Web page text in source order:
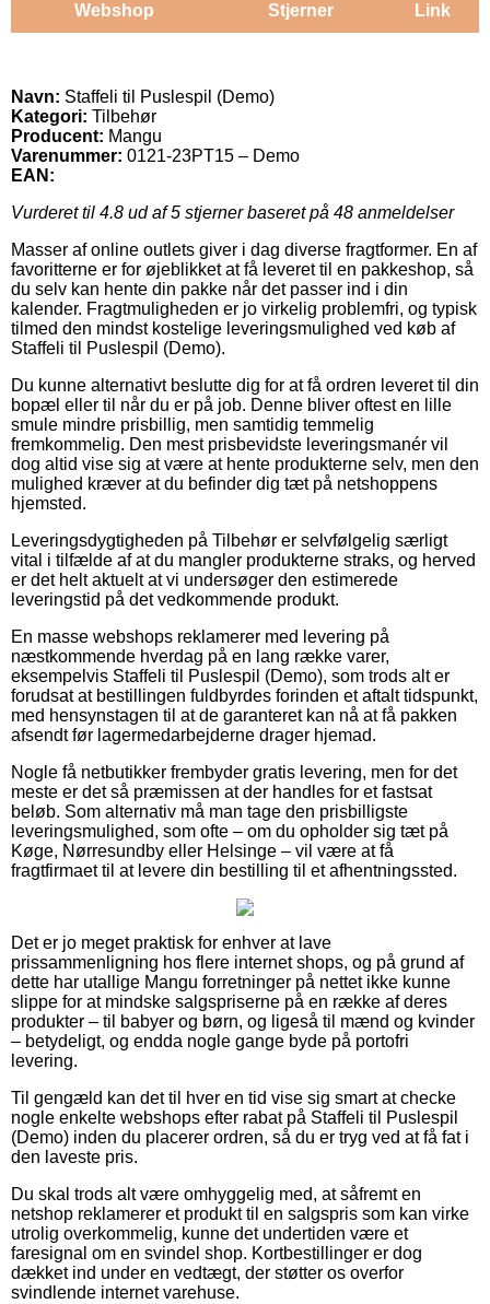
Webshop Stjerner Link
Navn: Staffeli til Puslespil (Demo)
Kategori: Tilbehør
Producent: Mangu
Varenummer: 0121-23PT15 – Demo
EAN:
Vurderet til 4.8 ud af 5 stjerner baseret på 48 anmeldelser
Masser af online outlets giver i dag diverse fragtformer. En af
favoritterne er for øjeblikket at få leveret til en pakkeshop, så
du selv kan hente din pakke når det passer ind i din
kalender. Fragtmuligheden er jo virkelig problemfri, og typisk
tilmed den mindst kostelige leveringsmulighed ved køb af
Staffeli til Puslespil (Demo).
Du kunne alternativt beslutte dig for at få ordren leveret til din
bopæl eller til når du er på job. Denne bliver oftest en lille
smule mindre prisbillig, men samtidig temmelig
fremkommelig. Den mest prisbevidste leveringsmanér vil
dog altid vise sig at være at hente produkterne selv, men den
mulighed kræver at du befinder dig tæt på netshoppens
hjemsted.
Leveringsdygtigheden på Tilbehør er selvfølgelig særligt
vital i tilfælde af at du mangler produkterne straks, og herved
er det helt aktuelt at vi undersøger den estimerede
leveringstid på det vedkommende produkt.
En masse webshops reklamerer med levering på
næstkommende hverdag på en lang række varer,
eksempelvis Staffeli til Puslespil (Demo), som trods alt er
forudsat at bestillingen fuldbyrdes forinden et aftalt tidspunkt,
med hensynstagen til at de garanteret kan nå at få pakken
afsendt før lagermedarbejderne drager hjemad.
Nogle få netbutikker frembyder gratis levering, men for det
meste er det så præmissen at der handles for et fastsat
beløb. Som alternativ må man tage den prisbilligste
leveringsmulighed, som ofte – om du opholder sig tæt på
Køge, Nørresundby eller Helsinge – vil være at få
fragtfirmaet til at levere din bestilling til et afhentningssted.
Det er jo meget praktisk for enhver at lave
prissammenligning hos flere internet shops, og på grund af
dette har utallige Mangu forretninger på nettet ikke kunne
slippe for at mindske salgspriserne på en række af deres
produkter – til babyer og børn, og ligeså til mænd og kvinder
– betydeligt, og endda nogle gange byde på portofri
levering.
Til gengæld kan det til hver en tid vise sig smart at checke
nogle enkelte webshops efter rabat på Staffeli til Puslespil
(Demo) inden du placerer ordren, så du er tryg ved at få fat i
den laveste pris.
Du skal trods alt være omhyggelig med, at såfremt en
netshop reklamerer et produkt til en salgspris som kan virke
utrolig overkommelig, kunne det undertiden være et
faresignal om en svindel shop. Kortbestillinger er dog
dækket ind under en vedtægt, der støtter os overfor
svindlende internet varehuse.